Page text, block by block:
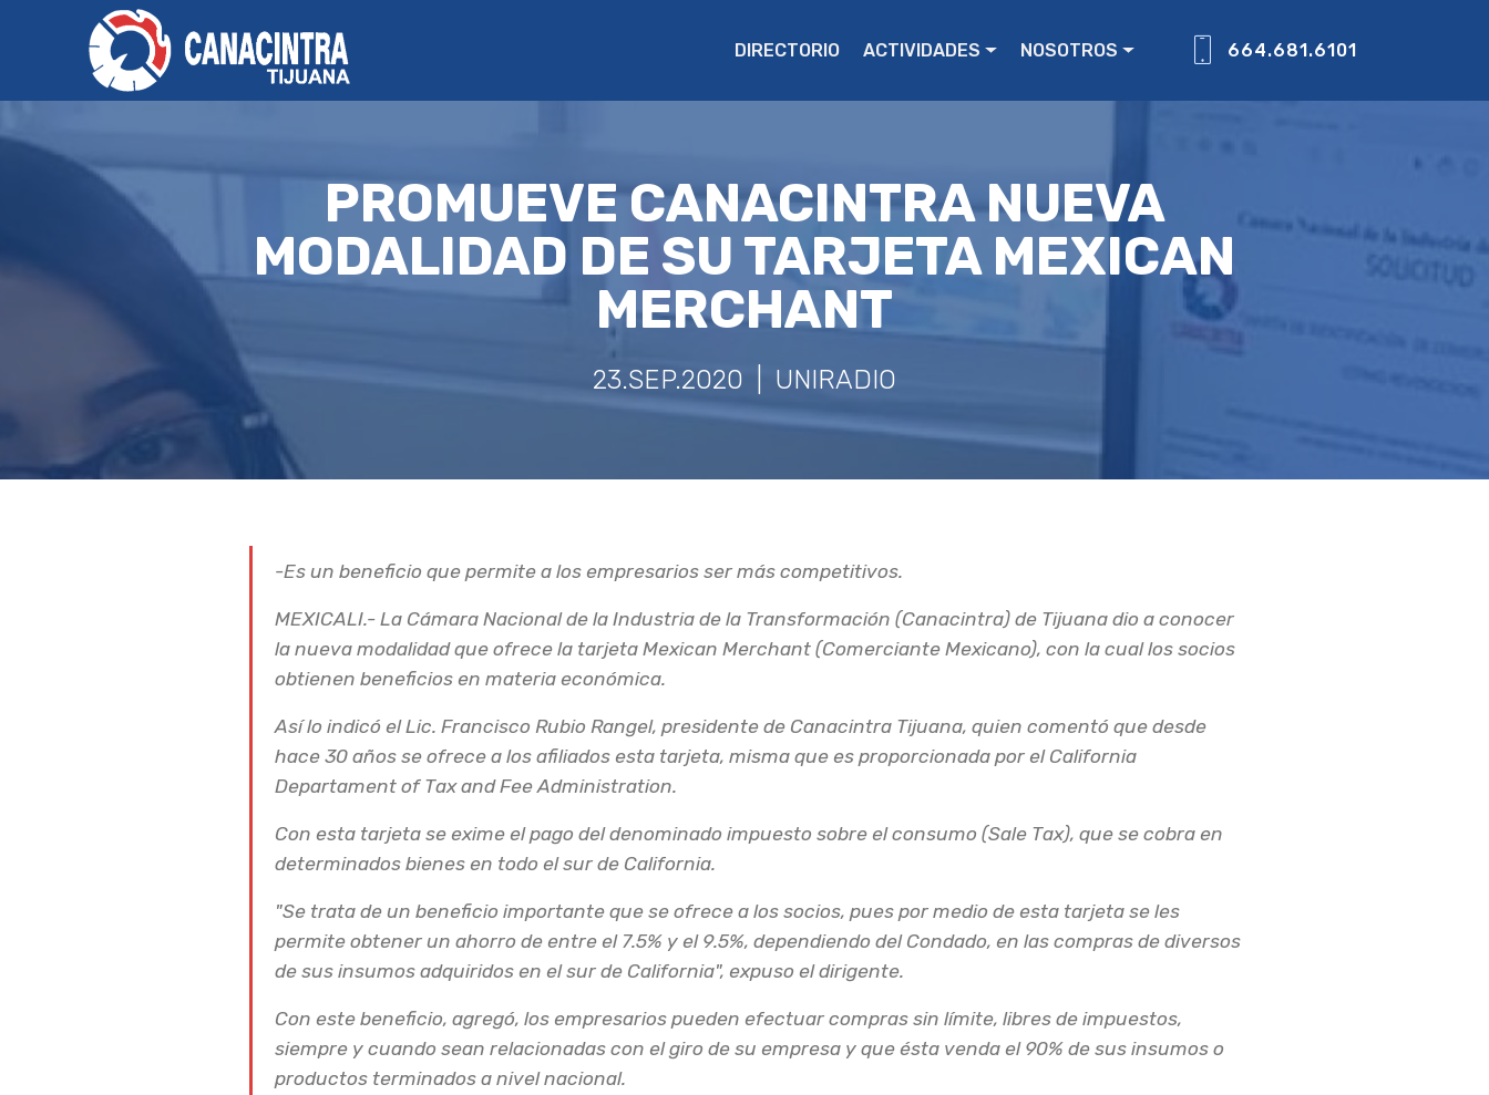
DIRECTORIO ACTIVIDADES NOSOTROS 664.681.6101
PROMUEVE CANACINTRA NUEVA
MODALIDAD DE SU TARJETA MEXICAN
MERCHANT
23.SEP.2020 | UNIRADIO
-Es un beneficio que permite a los empresarios ser más competitivos.
MEXICALI.- La Cámara Nacional de la Industria de la Transformación (Canacintra) de Tijuana dio a conocer
la nueva modalidad que ofrece la tarjeta Mexican Merchant (Comerciante Mexicano), con la cual los socios
obtienen beneficios en materia económica.
Así lo indicó el Lic. Francisco Rubio Rangel, presidente de Canacintra Tijuana, quien comentó que desde
hace 30 años se ofrece a los afiliados esta tarjeta, misma que es proporcionada por el California
Departament of Tax and Fee Administration.
Con esta tarjeta se exime el pago del denominado impuesto sobre el consumo (Sale Tax), que se cobra en
determinados bienes en todo el sur de California.
"Se trata de un beneficio importante que se ofrece a los socios, pues por medio de esta tarjeta se les
permite obtener un ahorro de entre el 7.5% y el 9.5%, dependiendo del Condado, en las compras de diversos
de sus insumos adquiridos en el sur de California", expuso el dirigente.
Con este beneficio, agregó, los empresarios pueden efectuar compras sin límite, libres de impuestos,
siempre y cuando sean relacionadas con el giro de su empresa y que ésta venda el 90% de sus insumos o
productos terminados a nivel nacional.